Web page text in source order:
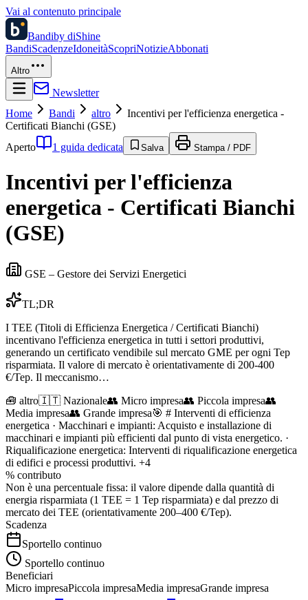
Vai al contenuto principale
Bandiby diShine
BandiScadenzeIdoneitàScopriNotizieAbbonati
Altro
Newsletter
Home
Bandi altro
Incentivi per l'efficienza energetica -
Certificati Bianchi (GSE)
Aperto
1 guida dedicata Salva Stampa / PDF
Incentivi per l'efficienza
energetica - Certificati Bianchi
(GSE)
GSE – Gestore dei Servizi Energetici
TL;DR
I TEE (Titoli di Efficienza Energetica / Certificati Bianchi)
incentivano l'efficienza energetica in tutti i settori produttivi,
generando un certificato vendibile sul mercato GME per ogni Tep
risparmiata. Il valore di mercato è orientativamente di 200-400
€/Tep. Il meccanismo…
🧰 altro🇮🇹 Nazionale👥 Micro impresa👥 Piccola impresa👥
Media impresa👥 Grande impresa🎯 # Interventi di efficienza
energetica · Macchinari e impianti: Acquisto e installazione di
macchinari e impianti più efficienti dal punto di vista energetico. ·
Riqualificazione energetica: Interventi di riqualificazione energetica
di edifici e processi produttivi. +4
% contributo
Non è una percentuale fissa: il valore dipende dalla quantità di
energia risparmiata (1 TEE = 1 Tep risparmiata) e dal prezzo di
mercato dei TEE (orientativamente 200–400 €/Tep).
Scadenza
Sportello continuo
Sportello continuo
Beneficiari
Micro impresaPiccola impresaMedia impresaGrande impresa